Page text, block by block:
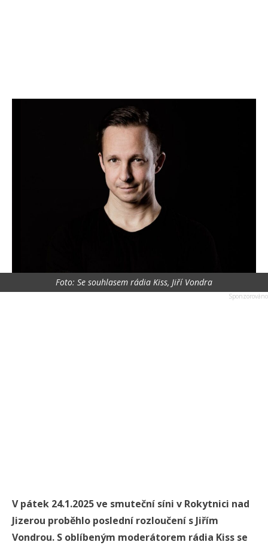
Foto: Se souhlasem rádia Kiss, Jiří Vondra
V pátek 24.1.2025 ve smuteční síni v Rokytnici nad
Jizerou proběhlo poslední rozloučení s Jiřím
Vondrou. S oblíbeným moderátorem rádia Kiss se